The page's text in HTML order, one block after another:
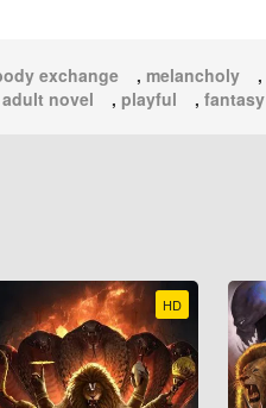
exchange , melancholy ,
novel , playful , fantasy
HD